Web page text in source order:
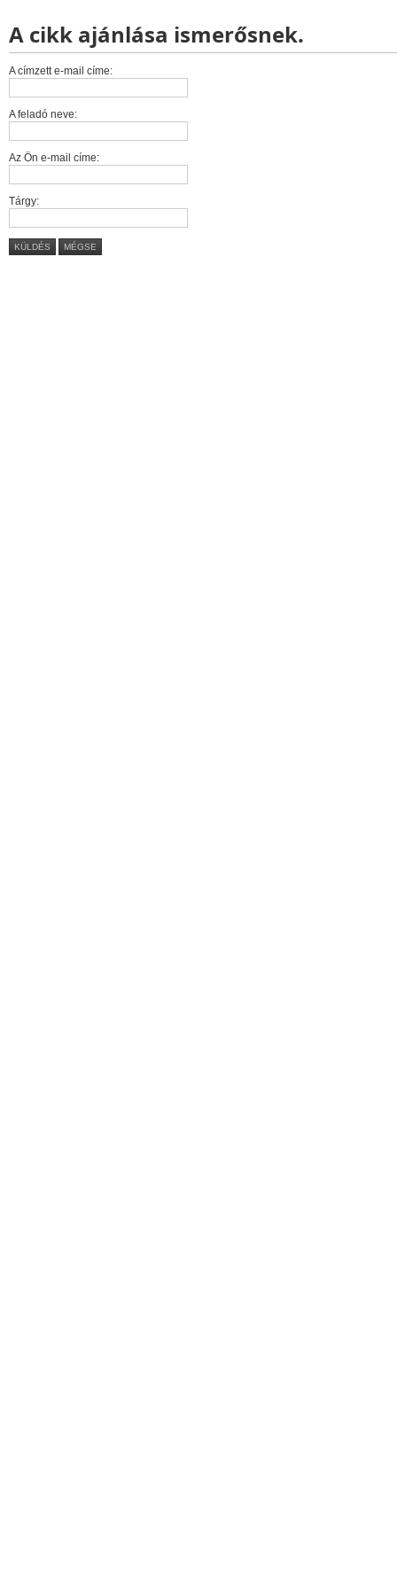
A cikk ajánlása ismerősnek.
A címzett e-mail címe:
A feladó neve:
Az Ön e-mail címe:
Tárgy:
KÜLDÉS MÉGSE